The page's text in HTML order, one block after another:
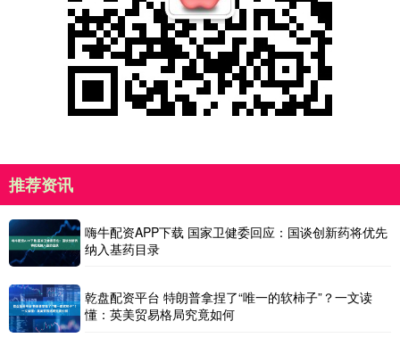
推荐资讯
嗨牛配资APP下载 国家卫健委回应：国谈创新药将优先
纳入基药目录
乾盘配资平台 特朗普拿捏了“唯一的软柿子”？一文读
懂：英美贸易格局究竟如何